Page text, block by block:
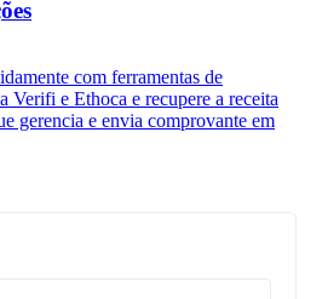
com ferramentas de
Verifi e Ethoca e recupere a receita
gerencia e envia comprovante em